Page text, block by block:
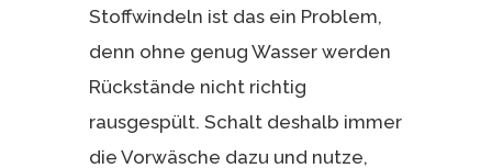
Stoffwindeln ist das ein Problem,
denn ohne genug Wasser werden
Rückstände nicht richtig
rausgespült. Schalt deshalb immer
die Vorwäsche dazu und nutze,